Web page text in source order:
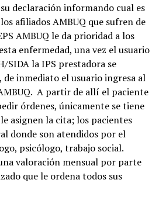
declaración informando cual es
afiliados AMBUQ que sufren de
AMBUQ le da prioridad a los
enfermedad, una vez el usuario
SIDA la IPS prestadora se
inmediato el usuario ingresa al
A partir de allí el paciente
órdenes, únicamente se tiene
asignen la cita; los pacientes
donde son atendidos por el
psicólogo, trabajo social.
valoración mensual por parte
que le ordena todos sus